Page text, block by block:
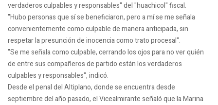
verdaderos culpables y responsables" del "huachicol" fiscal.
"Hubo personas que sí se beneficiaron, pero a mí se me señala
convenientemente como culpable de manera anticipada, sin
respetar la presunción de inocencia como trato procesal".
"Se me señala como culpable, cerrando los ojos para no ver quién
de entre sus compañeros de partido están los verdaderos
culpables y responsables", indicó.
Desde el penal del Altiplano, donde se encuentra desde
septiembre del año pasado, el Vicealmirante señaló que la Marina